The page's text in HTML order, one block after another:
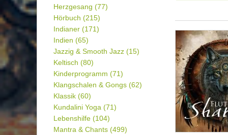
Herzgesang (77)
Hörbuch (215)
Indianer (171)
Indien (65)
Jazzig & Smooth Jazz (15)
Keltisch (80)
Kinderprogramm (71)
Klangschalen & Gongs (62)
Klassik (60)
Kundalini Yoga (71)
Lebenshilfe (104)
Mantra & Chants (499)